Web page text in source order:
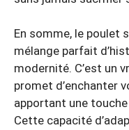
En somme, le poulet
mélange parfait
modernité. C’est un
promet d’enchanter
apportant une
Cette capacité